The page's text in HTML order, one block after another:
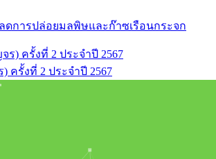
ดการปล่อยมลพิษและก๊าซเรือนกระจก
ครั้งที่ 2 ประจำปี 2567